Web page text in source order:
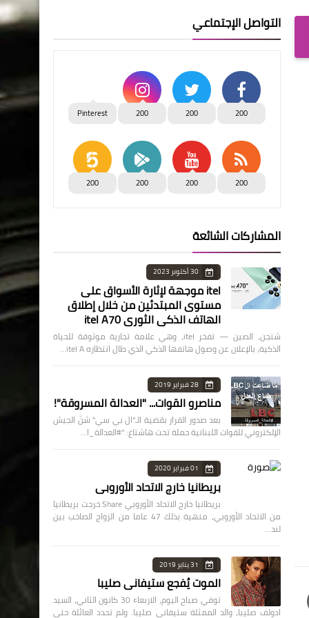
التواصل الإجتماعي
200
200
200
Pinterest
200
200
200
200
المشاركات الشائعة
30 أكتوبر 2023
itel موجهة لإثارة الأسواق على
مستوى المبتدئين من خلال إطلاق
الهاتف الذكي الثوري itel A70
شنجن، الصين — تفخر itel، وهي علامة تجارية موثوقة للحياة
الذكية، بالإعلان عن وصول هاتفها الذكي الذي طال انتظاره itel A…
28 فبراير 2019
مناصرو القوات... "العدالة المسروقة"!
بعد صدور القرار بقضية الـ"ال بي سي" شنّ الجيش
الإلكتروني للقوات اللبنانية حملة تحت هاشتاغ: "#العدالة_ا…
01 فبراير 2020
بريطانيا خارج الاتحاد الأوروبي
بريطانيا خارج الاتحاد الأوروبي Share خرجت بريطانيا
من الاتحاد الأوروبي، منهية بذلك 47 عاما من الزواج الصاخب بين
لند…
31 يناير 2019
الموت يُفجع ستيفاني صليبا
توفي صباح اليوم، الاربعاء 30 كانون الثاني، السيد
ادولف صليبا، والد الممثلة ستيفاني صليبا. ولم تحدد العائلة حتى